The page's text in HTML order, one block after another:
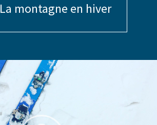
La montagne en hiver